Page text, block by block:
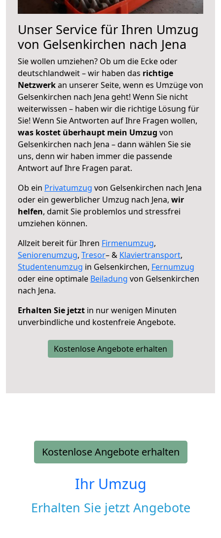
Unser Service für Ihren Umzug
von Gelsenkirchen nach Jena
Sie wollen umziehen? Ob um die Ecke oder
deutschlandweit – wir haben das richtige
Netzwerkan unserer Seite, wenn es Umzüge von
Gelsenkirchen nach Jena geht! Wenn Sie nicht
weiterwissen – haben wir die richtige Lösung für
Sie! Wenn Sie Antworten auf Ihre Fragen wollen,
was kostet überhaupt mein Umzug von
Gelsenkirchen nach Jena – dann wählen Sie sie
uns, denn wir haben immer die passende
Antwort auf Ihre Fragen parat.
Ob ein Privatumzug von Gelsenkirchen nach Jena
oder ein gewerblicher Umzug nach Jena, wir
helfen, damit Sie problemlos und stressfrei
umziehen können.
Allzeit bereit für Ihren Firmenumzug,
Seniorenumzug, Tresor– & Klaviertransport,
Studentenumzug in Gelsenkirchen, Fernumzug
oder eine optimale Beiladung von Gelsenkirchen
nach Jena.
Erhalten Sie jetzt in nur wenigen Minuten
unverbindliche und kostenfreie Angebote.
Kostenlose Angebote erhalten
Kostenlose Angebote erhalten
Ihr Umzug
Erhalten Sie jetzt Angebote